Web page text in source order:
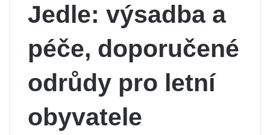
Jedle: výsadba a
péče, doporučené
odrůdy pro letní
obyvatele